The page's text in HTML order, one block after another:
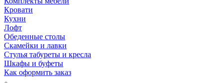
Кровати
Кухни
Лофт
Обеденные столы
Скамейки и лавки
Стулья табуреты и кресла
Шкафы и буфеты
Как оформить заказ